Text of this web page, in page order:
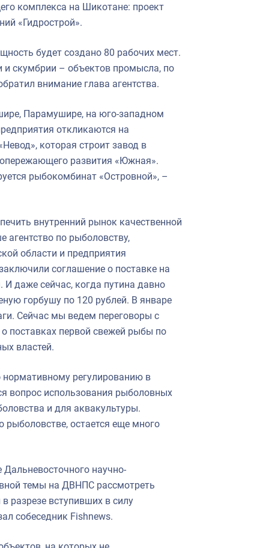
комплекса на Шикотане: проект
«Гидрострой».
будет создано 80 рабочих мест.
и скумбрии – объектов промысла, по
внимание глава агентства.
Парамушире, на юго-западном
откликаются на
которая строит завод в
развития «Южная».
рыбокомбинат «Островной», –
внутренний рынок качественной
по рыболовству,
области и предприятия
соглашение о поставке на
И даже сейчас, когда путина давно
горбушу по 120 рублей. В январе
Сейчас мы ведем переговоры с
поставках первой свежей рыбы по
властей.
регулированию в
вопрос использования рыболовных
и для аквакультуры.
рыболовстве, остается еще много
Дальневосточного научно-
темы на ДВНПС рассмотреть
разрезе вступивших в силу
собеседник Fishnews.